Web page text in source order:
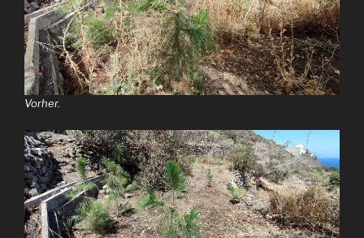
Vorher.